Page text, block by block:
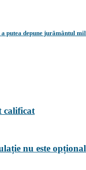
a putea depune jurământul
calificat
nu este